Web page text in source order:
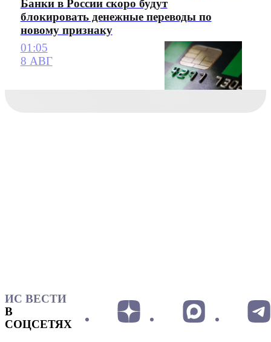
Банки в России скоро будут
блокировать денежные переводы по
новому признаку
01:05
8 АВГ
ИС ВЕСТИ
В
СОЦСЕТЯХ